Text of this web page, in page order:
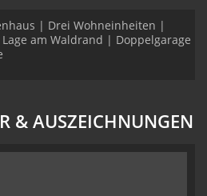
| Drei Wohneinheiten |
am Waldrand | Doppelgarage
& AUSZEICHNUNGEN